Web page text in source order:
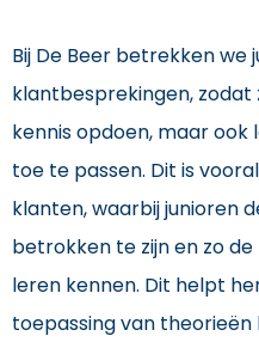
Bij De Beer betrekken we
klantbesprekingen,
kennis opdoen, maar ook
toe te passen. Dit is
klanten, waarbij junioren
betrokken te zijn en zo
leren kennen. Dit helpt
toepassing van